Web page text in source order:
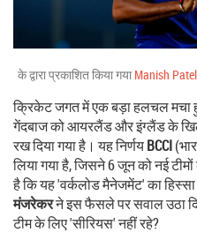
के द्वारा प्रकाशित किया गया Manish Patel
क्रिकेट जगत में एक बड़ा हलचल
गेंदबाजको आयरलैंड और इंग्लैंड के
रख दिया गया है। यह निर्णयBCCI
लिया गया है, जिसने 6 जून को नई
है कि यह 'वर्कलोड मैनेजमेंट' का
मंजरेकरने इस फैसले पर सवाल उठा
टीम के लिए 'सीरियस' नहीं रहे?